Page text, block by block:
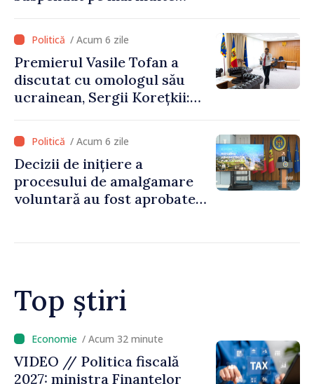
/ Acum 6 zile
Premierul Vasile Tofan a
discutat cu omologul său
ucrainean, Sergii Korețkii:
bazată pe încredere și
solidaritate, pe care vrem să
o transformăm în proiecte
concrete”
/ Acum 6 zile
Decizii de inițiere a
procesului de amalgamare
voluntară au fost aprobate
calitative și infrastructură
modernizată”
Top știri
/ Acum 9 minute
VIDEO // Moldelectrica:
consumatorii finali nu au